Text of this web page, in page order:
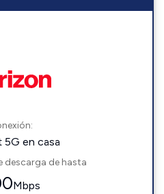
5G en casa
descarga de hasta
Mbps